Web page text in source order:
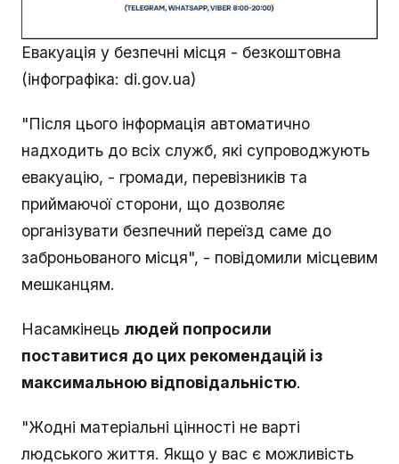
Евакуація у безпечні місця - безкоштовна
(інфографіка: di.gov.ua)
"Після цього інформація автоматично
надходить до всіх служб, які супроводжують
евакуацію, - громади, перевізників та
приймаючої сторони, що дозволяє
організувати безпечний переїзд саме до
заброньованого місця", - повідомили місцевим
мешканцям.
Насамкінець людей попросили
поставитися до цих рекомендацій із
максимальною відповідальністю.
"Жодні матеріальні цінності не варті
людського життя. Якщо у вас є можливість